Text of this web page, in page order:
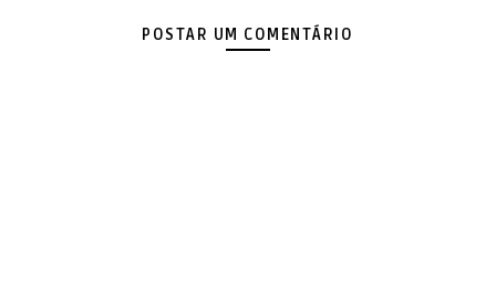
POSTAR UM COMENTÁRIO